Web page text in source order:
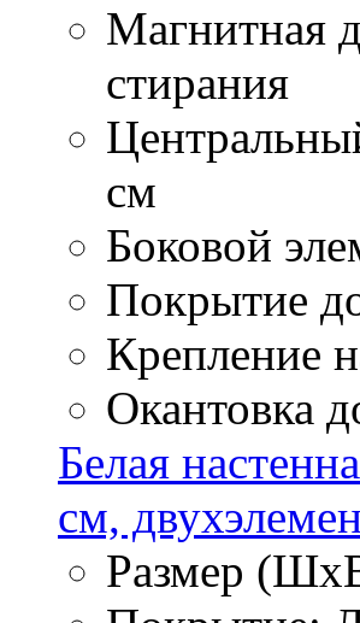
Магнитная
стирания
см
Боковой
Покрытие
Крепление
Окантовка
Белая
см,
Размер